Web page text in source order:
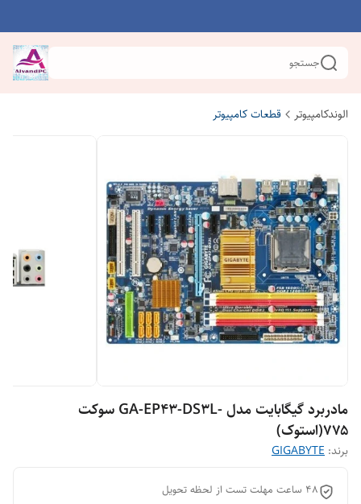
جستجو
الوندکامپیوتر قطعات کامپیوتر
مادربرد گیگابایت مدل -GA-EP43-DS3L سوکت
۷۷۵(استوک)
برند: GIGABYTE
۴۸ ساعت مهلت تست از لحظه تحویل